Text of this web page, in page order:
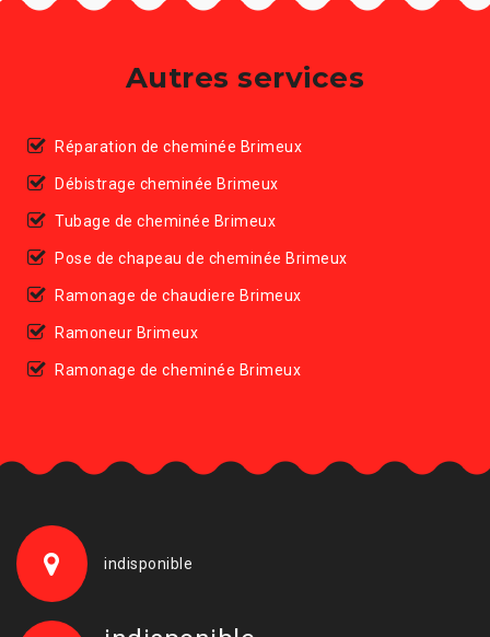
Autres services
Réparation de cheminée Brimeux
Débistrage cheminée Brimeux
Tubage de cheminée Brimeux
Pose de chapeau de cheminée Brimeux
Ramonage de chaudiere Brimeux
Ramoneur Brimeux
Ramonage de cheminée Brimeux
indisponible